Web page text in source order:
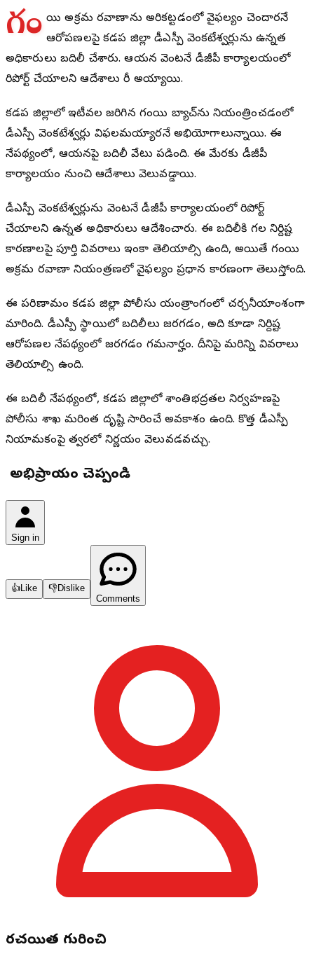
గం జాయి అక్రమ రవాణాను అరికట్టడంలో వైఫల్యం చెందారనే
ఆరోపణలపై కడప జిల్లా డీఎస్పీ వెంకటేశ్వర్లును ఉన్నత
అధికారులు బదిలీ చేశారు. ఆయన వెంటనే డీజీపీ కార్యాలయంలో
రిపోర్ట్ చేయాలని ఆదేశాలు జారీ అయ్యాయి.
కడప జిల్లాలో ఇటీవల జరిగిన గంజాయి బ్యాచ్‌ను నియంత్రించడంలో
డీఎస్పీ వెంకటేశ్వర్లు విఫలమయ్యారనే అభియోగాలున్నాయి. ఈ
నేపథ్యంలో, ఆయనపై బదిలీ వేటు పడింది. ఈ మేరకు డీజీపీ
కార్యాలయం నుంచి ఆదేశాలు వెలువడ్డాయి.
డీఎస్పీ వెంకటేశ్వర్లును వెంటనే డీజీపీ కార్యాలయంలో రిపోర్ట్
చేయాలని ఉన్నత అధికారులు ఆదేశించారు. ఈ బదిలీకి గల నిర్దిష్ట
కారణాలపై పూర్తి వివరాలు ఇంకా తెలియాల్సి ఉంది, అయితే గంజాయి
అక్రమ రవాణా నియంత్రణలో వైఫల్యం ప్రధాన కారణంగా తెలుస్తోంది.
ఈ పరిణామం కడప జిల్లా పోలీసు యంత్రాంగంలో చర్చనీయాంశంగా
మారింది. డీఎస్పీ స్థాయిలో బదిలీలు జరగడం, అది కూడా నిర్దిష్ట
ఆరోపణల నేపథ్యంలో జరగడం గమనార్హం. దీనిపై మరిన్ని వివరాలు
తెలియాల్సి ఉంది.
ఈ బదిలీ నేపథ్యంలో, కడప జిల్లాలో శాంతిభద్రతల నిర్వహణపై
పోలీసు శాఖ మరింత దృష్టి సారించే అవకాశం ఉంది. కొత్త డీఎస్పీ
నియామకంపై త్వరలో నిర్ణయం వెలువడవచ్చు.
మీ అభిప్రాయం చెప్పండి
Sign in
👍Like 👎Dislike
Comments
రచయిత గురించి